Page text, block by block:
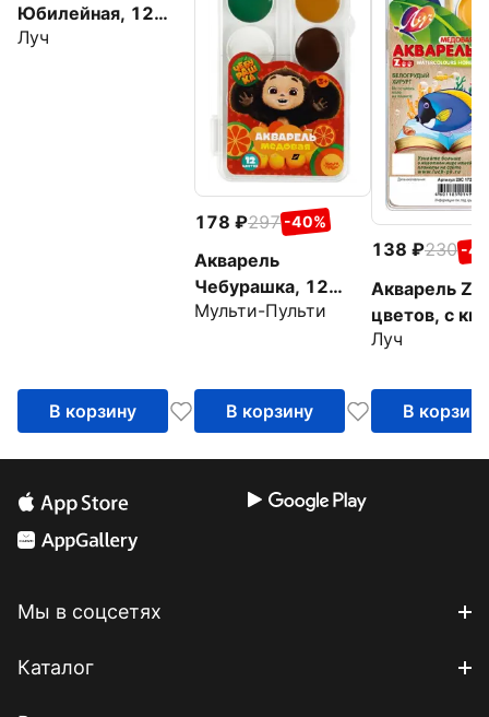
Юбилейная, 12
цветов
Луч
В корзину
178 297 -40%
Акварель
Чебурашка, 12
цветов
Мульти-Пульти
В корзину
138 230 -
Акварель
цветов, с
Луч
В корзину
Мы в соцсетях
Каталог